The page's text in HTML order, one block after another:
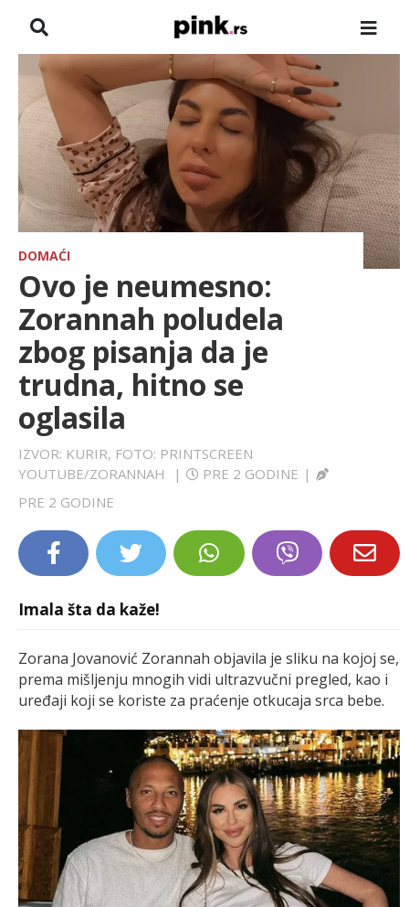
NASLOVNA
VESTI
ZADRUGA
SHOWBIZ
HRONIKA
FARMERI
TV
SPORT
LIFESTYLE
EXTRA
DOMAĆI
Ovo je neumesno:
Zorannah poludela
zbog pisanja da je
trudna, hitno se
oglasila
IZVOR: KURIR, FOTO: PRINTSCREEN
YOUTUBE/ZORANNAH
| PRE 2 GODINE |
PRE 2 GODINE
Imala šta da kaže!
Zorana Jovanović Zorannah objavila je sliku na kojoj se,
prema mišljenju mnogih vidi ultrazvučni pregled, kao i
uređaji koji se koriste za praćenje otkucaja srca bebe.